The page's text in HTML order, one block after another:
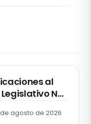
al
Nº
de
agosto de 2026